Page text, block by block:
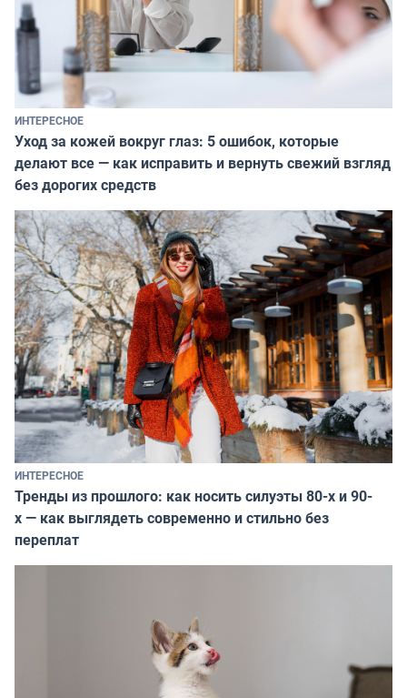
ИНТЕРЕСНОЕ
Уход за кожей вокруг глаз: 5 ошибок, которые
делают все — как исправить и вернуть свежий взгляд
без дорогих средств
ИНТЕРЕСНОЕ
Тренды из прошлого: как носить силуэты 80-х и 90-
х — как выглядеть современно и стильно без
переплат